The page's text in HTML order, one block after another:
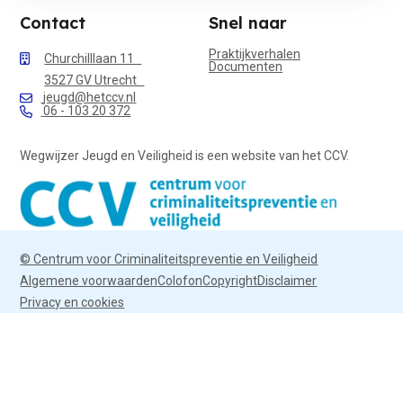
Contact
Churchilllaan 11
3527 GV Utrecht
jeugd@hetccv.nl
06 - 103 20 372
Snel naar
Praktijkverhalen
Documenten
Wegwijzer Jeugd en Veiligheid is een website van het CCV.
© Centrum voor Criminaliteitspreventie en Veiligheid
Algemene voorwaardenColofonCopyrightDisclaimer
Privacy en cookies